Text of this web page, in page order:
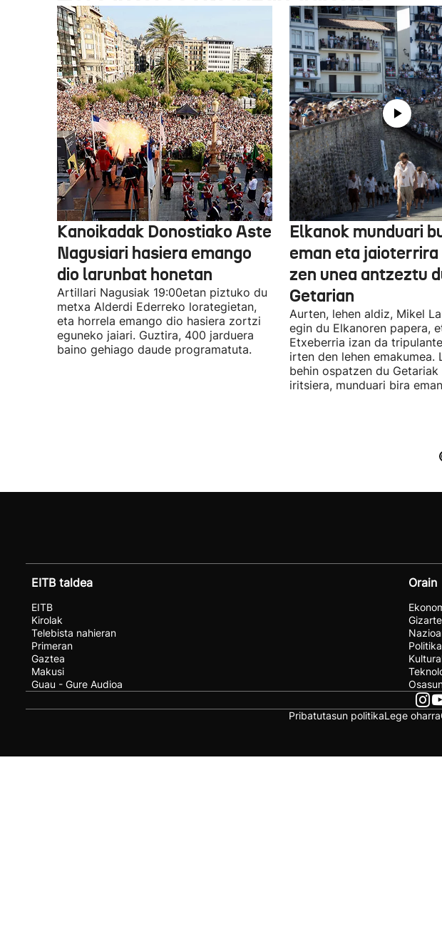
Kanoikadak Donostiako Aste
Nagusiari hasiera emango
dio larunbat honetan
Artillari Nagusiak 19:00etan piztuko du
metxa Alderdi Ederreko lorategietan,
eta horrela emango dio hasiera zortzi
eguneko jaiari. Guztira, 400 jarduera
baino gehiago daude programatuta.
Elkanok munduari
eman eta
zen unea antzeztu
Getarian
Aurten, lehen aldiz, Mikel
egin du Elkanoren papera,
Etxeberria izan da
irten den lehen emakumea.
behin ospatzen du Getariak
iritsiera, munduari bira
EITB taldea
EITB
Kirolak
Telebista nahieran
Primeran
Gaztea
Makusi
Guau - Gure Audioa
Orain
Pribatutasun politikaLege oharra